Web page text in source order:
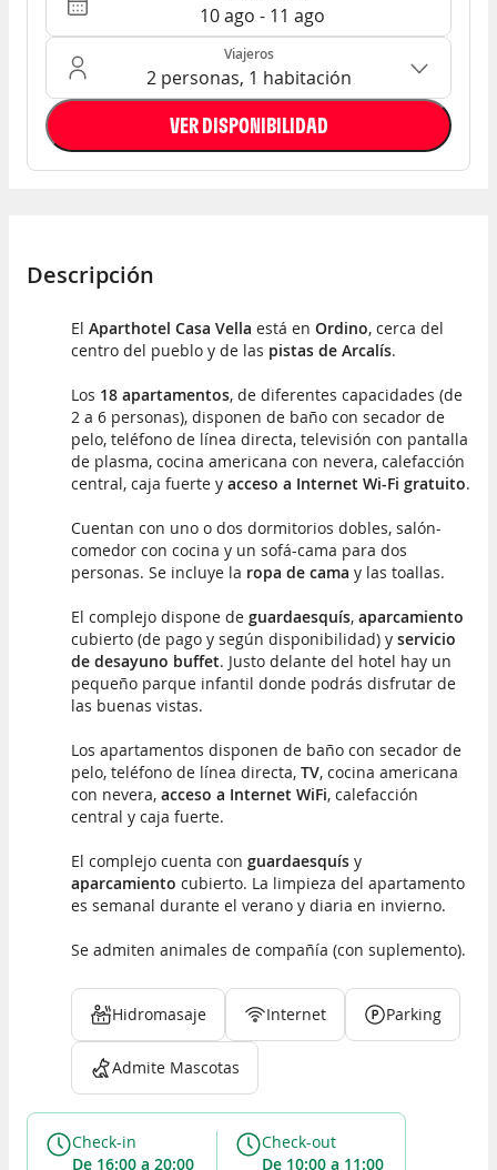
10 ago - 11 ago
Viajeros
2 personas, 1 habitación
VER DISPONIBILIDAD
Descripción
El Aparthotel Casa Vella está en Ordino, cerca del
centro del pueblo y de las pistas de Arcalís.
Los 18 apartamentos, de diferentes capacidades (de
2 a 6 personas), disponen de baño con secador de
pelo, teléfono de línea directa, televisión con pantalla
de plasma, cocina americana con nevera, calefacción
central, caja fuerte y acceso a Internet Wi-Fi gratuito.
Cuentan con uno o dos dormitorios dobles, salón-
comedor con cocina y un sofá-cama para dos
personas. Se incluye la ropa de cama y las toallas.
El complejo dispone de guardaesquís, aparcamiento
cubierto (de pago y según disponibilidad) y servicio
de desayuno buffet. Justo delante del hotel hay un
pequeño parque infantil donde podrás disfrutar de
las buenas vistas.
Los apartamentos disponen de baño con secador de
pelo, teléfono de línea directa, TV, cocina americana
con nevera, acceso a Internet WiFi, calefacción
central y caja fuerte.
El complejo cuenta con guardaesquís y
aparcamiento cubierto. La limpieza del apartamento
es semanal durante el verano y diaria en invierno.
Se admiten animales de compañía (con suplemento).
Hidromasaje Internet Parking
Admite Mascotas
Check-in
de 16:00 a 20:00
Check-out
de 10:00 a 11:00